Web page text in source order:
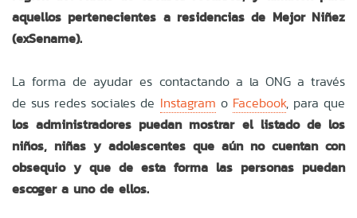
aquellos pertenecientes a residencias de Mejor Niñez
(exSename).
La forma de ayudar es contactando a la ONG a través
de sus redes sociales de Instagram o Facebook, para que
los administradores puedan mostrar el listado de los
niños, niñas y adolescentes que aún no cuentan con
obsequio y que de esta forma las personas puedan
escoger a uno de ellos.